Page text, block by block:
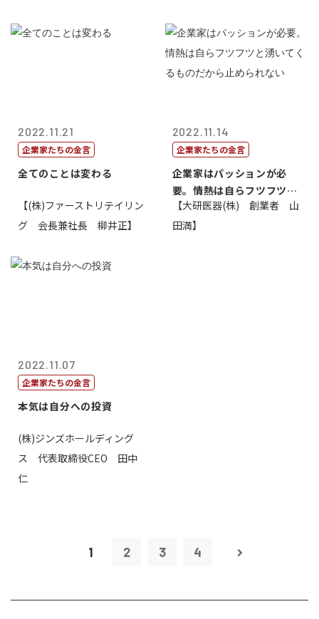
2022.11.21
企業家たちの金言
全てのことは変わる
【(株)ファーストリテイリン
グ 会長兼社長 柳井正】
2022.11.14
企業家たちの金言
企業家はパッションが必
要。情熱は自らフツフツと
湧いてくるもの...
【大研医器(株) 創業者 山
田満】
2022.11.07
企業家たちの金言
本気は自分への投資
(株)ジンズホールディング
ス 代表取締役CEO 田中
仁
1 2 3 4